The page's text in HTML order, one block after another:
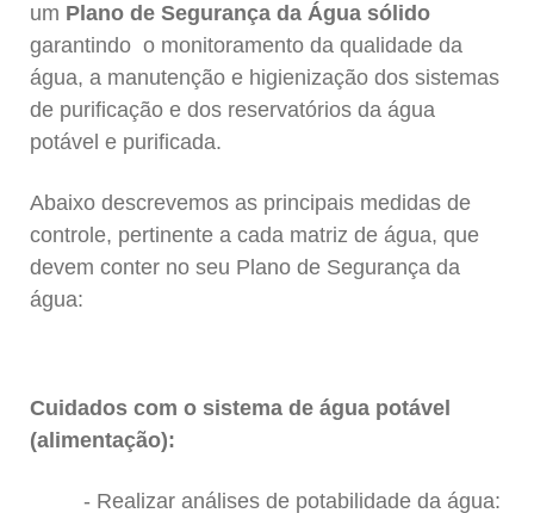
um Plano de Segurança da Água sólido
garantindo o monitoramento da qualidade da
água, a manutenção e higienização dos sistemas
de purificação e dos reservatórios da água
potável e purificada.
Abaixo descrevemos as principais medidas de
controle, pertinente a cada matriz de água, que
devem conter no seu Plano de Segurança da
água:
Cuidados com o sistema de água potável
(alimentação):
Realizar análises de potabilidade da água: